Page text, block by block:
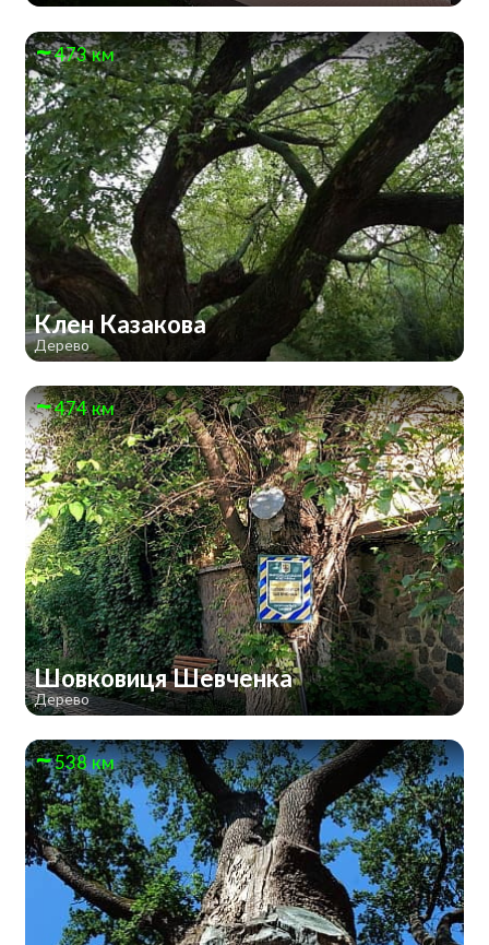
473 км
Клен Казакова
Дерево
474 км
Шовковиця Шевченка
Дерево
538 км